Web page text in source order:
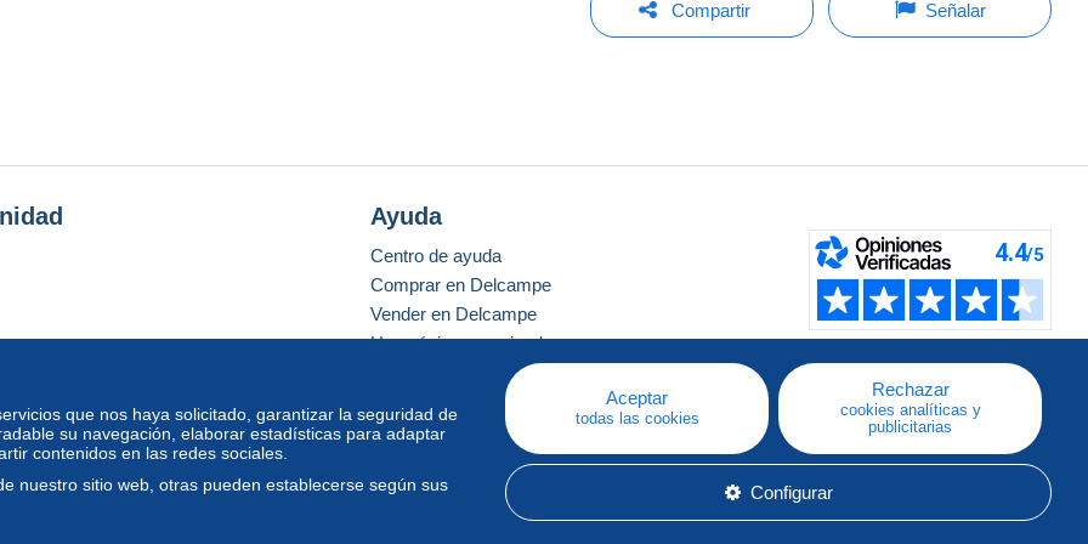
Compartir Señalar
que nos haya solicitado, garantizar la seguridad de
su navegación, elaborar estadísticas para adaptar
contenidos en las redes sociales.
nuestro sitio web, otras pueden establecerse según sus
Aceptar
todas las cookies
Rechazar
cookies analíticas y
publicitarias
Configurar
Ayuda
Centro de ayuda
Comprar en Delcampe
Vender en Delcampe
Una página securizada
estándar